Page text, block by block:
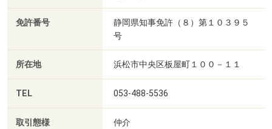
免許番号
静岡県知事免許（８）第１０３９５
号
所在地 浜松市中央区板屋町１００－１１
TEL 053-488-5536
取引態様 仲介